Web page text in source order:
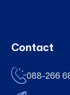
Contact
088-266